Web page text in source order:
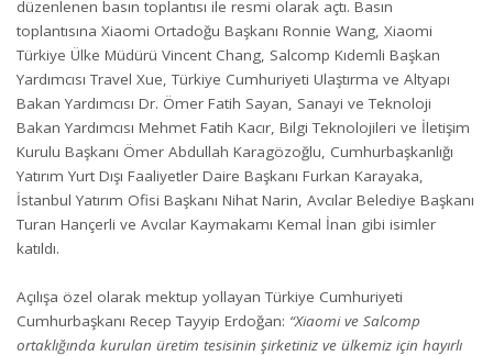
düzenlenen basın toplantısı ile resmi olarak açtı. Basın
toplantısına Xiaomi Ortadoğu Başkanı Ronnie Wang, Xiaomi
Türkiye Ülke Müdürü Vincent Chang, Salcomp Kıdemli Başkan
Yardımcısı Travel Xue, Türkiye Cumhuriyeti Ulaştırma ve Altyapı
Bakan Yardımcısı Dr. Ömer Fatih Sayan, Sanayi ve Teknoloji
Bakan Yardımcısı Mehmet Fatih Kacır, Bilgi Teknolojileri ve İletişim
Kurulu Başkanı Ömer Abdullah Karagözoğlu, Cumhurbaşkanlığı
Yatırım Yurt Dışı Faaliyetler Daire Başkanı Furkan Karayaka,
İstanbul Yatırım Ofisi Başkanı Nihat Narin, Avcılar Belediye Başkanı
Turan Hançerli ve Avcılar Kaymakamı Kemal İnan gibi isimler
katıldı.
Açılışa özel olarak mektup yollayan Türkiye Cumhuriyeti
Cumhurbaşkanı Recep Tayyip Erdoğan: “Xiaomi ve Salcomp
ortaklığında kurulan üretim tesisinin şirketiniz ve ülkemiz için hayırlı